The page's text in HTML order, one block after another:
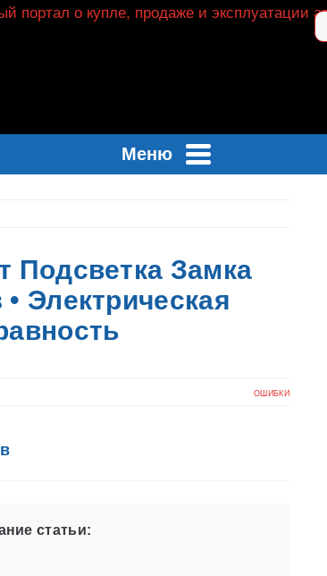
Меню
Подсветка Замка
Электрическая
ОШИБКИ
статьи: